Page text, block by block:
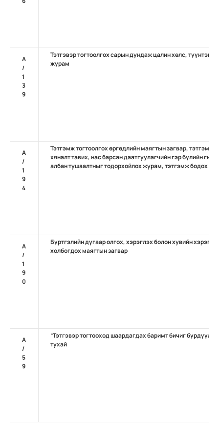
А
/
1
3
9
Тэтгэвэр тогтоолгох сарын дундаж цалин хөлс, түүнтэй
журам
А
/
1
9
4
Тэтгэмж тогтоолгох өргөдлийн маягтын загвар, тэтгэмж
хяналт тавих, нас барсан даатгуулагчийн гэр бүлийн
албан тушаалтныг тодорхойлох журам, тэтгэмж бодох
А
/
1
9
0
Бүртгэлийн дугаар олгох, хэрэглэх болон хувийн хэрэг
холбогдох маягтын загвар
А
/
5
9
“Тэтгэвэр тогтооход шаардагдах баримт бичиг
тухай